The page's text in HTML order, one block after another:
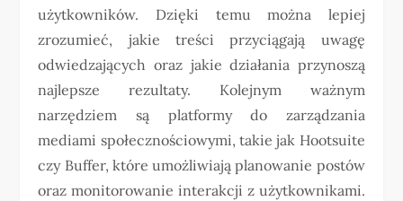
użytkowników. Dzięki temu można lepiej
zrozumieć, jakie treści przyciągają uwagę
odwiedzających oraz jakie działania przynoszą
najlepsze rezultaty. Kolejnym ważnym
narzędziem są platformy do zarządzania
mediami społecznościowymi, takie jak Hootsuite
czy Buffer, które umożliwiają planowanie postów
oraz monitorowanie interakcji z użytkownikami.